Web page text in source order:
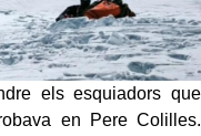
els esquiadors que
en Pere Colilles.